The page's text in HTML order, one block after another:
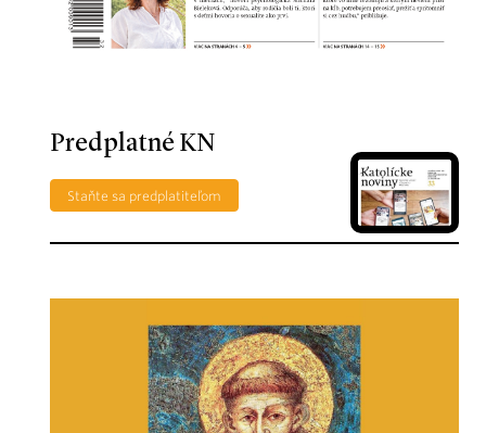
Predplatné KN
Staňte sa predplatiteľom